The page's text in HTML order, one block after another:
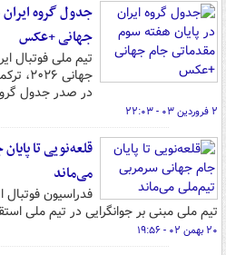
جدول گروه
جهانی +عکس
تیم ملی فوتبال
جهانی
در صدر جدول
۲ فروردین ۰۳ - ۲۲:۰۳
قلعه‌نویی تا
می‌ماند
فدراسیون
تیم ملی مبنی بر جوانگرایی در تیم ملی
۲۰ بهمن ۰۲ - ۱۹:۵۶